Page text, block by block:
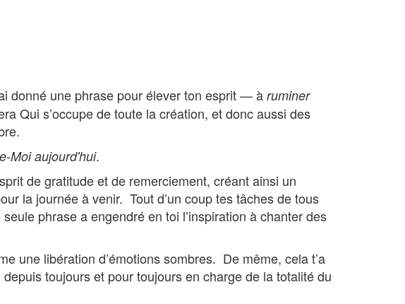
donné une phrase pour élever ton esprit — à ruminer
Qui s’occupe de toute la création, et donc aussi des
Moi aujourd'hui.
de gratitude et de remerciement, créant ainsi un
la journée à venir. Tout d’un coup tes tâches de tous
phrase a engendré en toi l’inspiration à chanter des
une libération d’émotions sombres. De même, cela t’a
toujours et pour toujours en charge de la totalité du